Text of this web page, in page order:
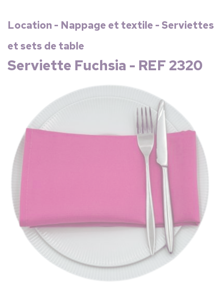
Location - Nappage et textile - Serviettes
et sets de table
Serviette Fuchsia - REF 2320